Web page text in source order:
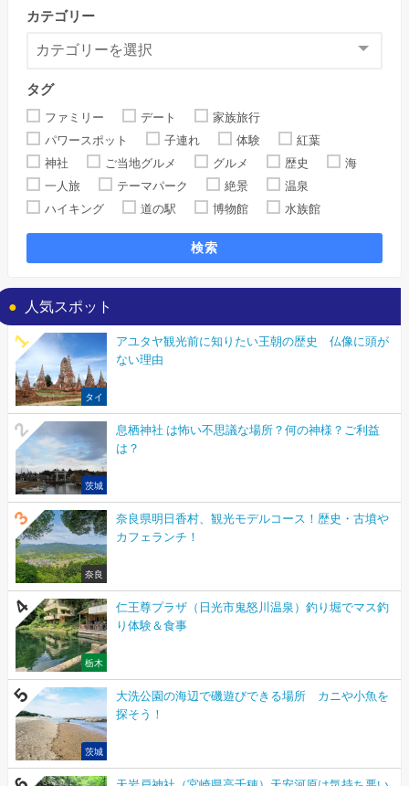
カテゴリー
タグ
ファミリー デート
家族旅行
パワースポット
子連れ 体験
紅葉
神社
ご当地グルメ グルメ 歴史
海
一人旅
テーマパーク 絶景
温泉
ハイキング
道の駅 博物館 水族館
検索
人気スポット
タイ
アユタヤ観光前に知りたい王朝の歴史 仏像に頭が
ない理由
茨城
息栖神社 は怖い不思議な場所？何の神様？ご利益
は？
奈良
奈良県明日香村、観光モデルコース！歴史・古墳や
カフェランチ！
栃木
仁王尊プラザ（日光市鬼怒川温泉）釣り堀でマス釣
り体験＆食事
茨城
大洗公園の海辺で磯遊びできる場所 カニや小魚を
探そう！